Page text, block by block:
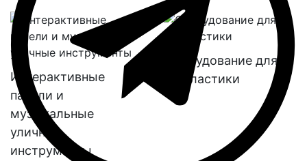
Интерактивные
панели и
музыкальные
уличные
инструменты
Оборудование для
геопластики